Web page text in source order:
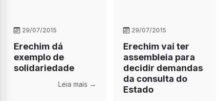
29/07/2015
Erechim dá
exemplo de
solidariedade
Leia mais →
29/07/2015
Erechim vai ter
assembleia para
decidir demandas
da consulta do
Estado